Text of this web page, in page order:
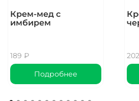
Количество для
заваривания:
Время заваривания:
1-2 минуты(+омывание)
Крем-мед с
имбирем
189 ₽
Подробнее